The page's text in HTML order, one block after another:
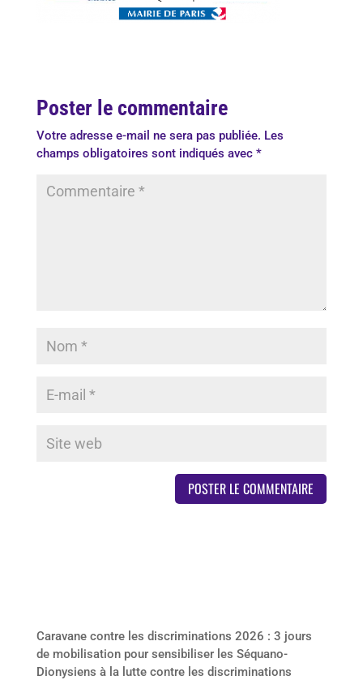
Poster le commentaire
Votre adresse e-mail ne sera pas publiée. Les
champs obligatoires sont indiqués avec *
Caravane contre les discriminations 2026 : 3 jours
de mobilisation pour sensibiliser les Séquano-
Dionysiens à la lutte contre les discriminations